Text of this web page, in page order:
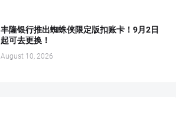
丰隆银行推出蜘蛛侠限定版扣账卡！9月2日
起可去更换！
August 10, 2026